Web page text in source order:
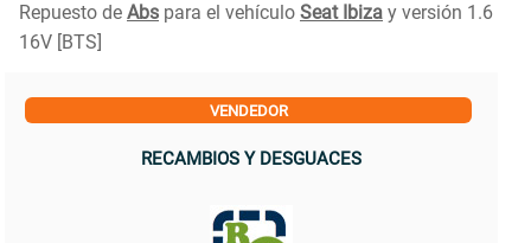
Repuesto de Abs para el vehículo Seat Ibiza y versión 1.6
16V [BTS]
VENDEDOR
RECAMBIOS Y DESGUACES